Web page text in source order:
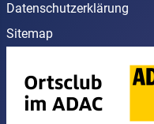
Datenschutzerklärung
Sitemap